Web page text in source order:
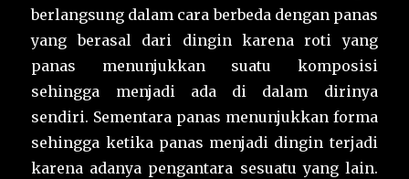
berlangsung dalam cara berbeda dengan panas
yang berasal dari dingin karena roti yang
panas menunjukkan suatu komposisi
sehingga menjadi ada di dalam dirinya
sendiri. Sementara panas menunjukkan forma
sehingga ketika panas menjadi dingin terjadi
karena adanya pengantara sesuatu yang lain.